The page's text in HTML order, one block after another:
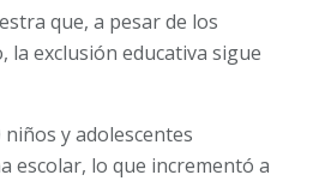
que, a pesar de los
exclusión educativa sigue
niños y adolescentes
escolar, lo que incrementó a